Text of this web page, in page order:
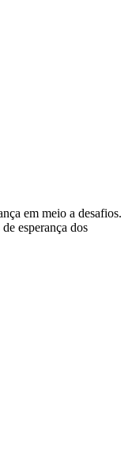
em meio a desafios.
esperança dos